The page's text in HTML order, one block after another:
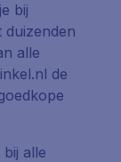
bij
duizenden
alle
de
alle